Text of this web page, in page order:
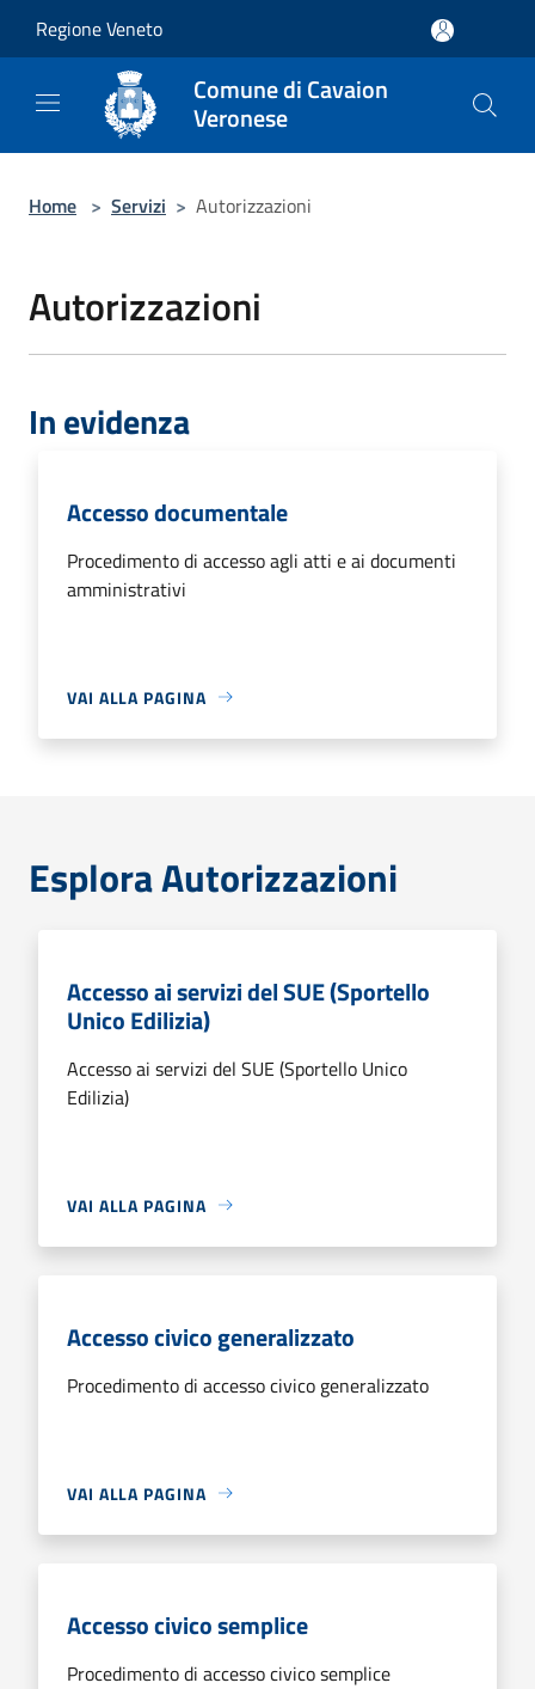
Regione Veneto
Comune di Cavaion
Veronese
Home > Servizi > Autorizzazioni
Autorizzazioni
In evidenza
Accesso documentale
Procedimento di accesso agli atti e ai documenti
amministrativi
VAI ALLA PAGINA
Esplora Autorizzazioni
Accesso ai servizi del SUE (Sportello
Unico Edilizia)
Accesso ai servizi del SUE (Sportello Unico
Edilizia)
VAI ALLA PAGINA
Accesso civico generalizzato
Procedimento di accesso civico generalizzato
VAI ALLA PAGINA
Accesso civico semplice
Procedimento di accesso civico semplice